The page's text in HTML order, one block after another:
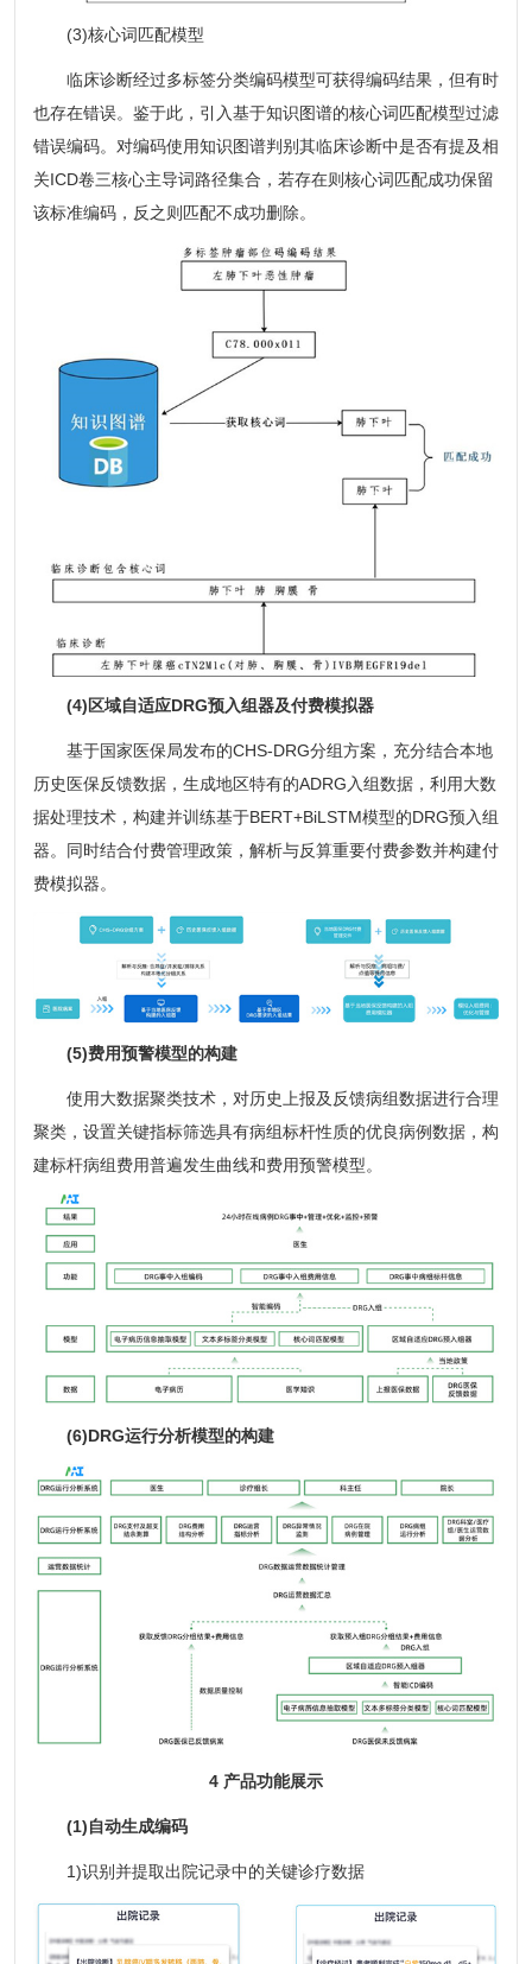
(3)核心词匹配模型
临床诊断经过多标签分类编码模型可获得编码结果，但有时
也存在错误。鉴于此，引入基于知识图谱的核心词匹配模型过滤
错误编码。对编码使用知识图谱判别其临床诊断中是否有提及相
关ICD卷三核心主导词路径集合，若存在则核心词匹配成功保留
该标准编码，反之则匹配不成功删除。
(4)区域自适应DRG预入组器及付费模拟器
基于国家医保局发布的CHS-DRG分组方案，充分结合本地
历史医保反馈数据，生成地区特有的ADRG入组数据，利用大数
据处理技术，构建并训练基于BERT+BiLSTM模型的DRG预入组
器。同时结合付费管理政策，解析与反算重要付费参数并构建付
费模拟器。
(5)费用预警模型的构建
使用大数据聚类技术，对历史上报及反馈病组数据进行合理
聚类，设置关键指标筛选具有病组标杆性质的优良病例数据，构
建标杆病组费用普遍发生曲线和费用预警模型。
(6)DRG运行分析模型的构建
4 产品功能展示
(1)自动生成编码
1)识别并提取出院记录中的关键诊疗数据